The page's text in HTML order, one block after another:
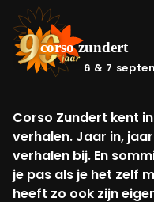
6 & 7
Corso Zundert kent
verhalen. Jaar in,
verhalen bij. En
je pas als je het zelf
heeft zo ook zijn